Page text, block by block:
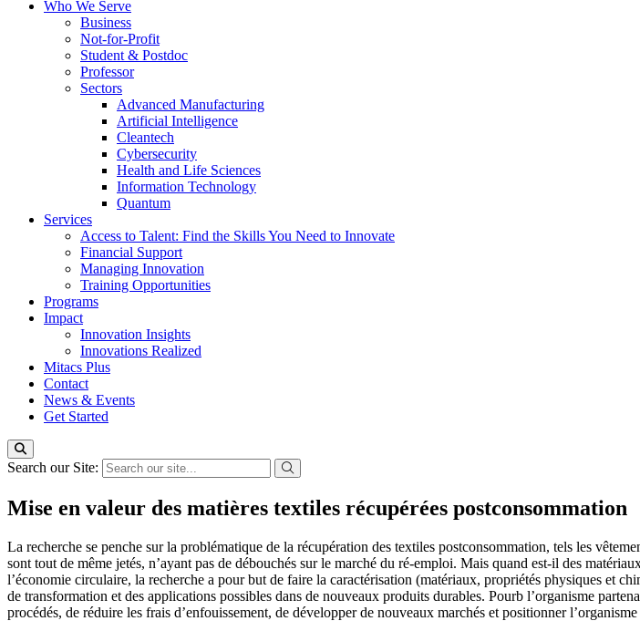
Who We Serve
Business
Not-for-Profit
Student & Postdoc
Professor
Sectors
Advanced Manufacturing
Artificial Intelligence
Cleantech
Cybersecurity
Health and Life Sciences
Information Technology
Quantum
Services
Access to Talent: Find the Skills You Need to Innovate
Financial Support
Managing Innovation
Training Opportunities
Programs
Impact
Innovation Insights
Innovations Realized
Mitacs Plus
Contact
News & Events
Get Started
Search our Site:
Mise en valeur des matières textiles récupérées postconsommation
La recherche se penche sur la problématique de la récupération des textiles postconsommation, tels les
sont tout de même jetés, n’ayant pas de débouchés sur le marché du ré-emploi. Mais quand est-il des
l’économie circulaire, la recherche a pour but de faire la caractérisation (matériaux, propriétés physiques et
de transformation et des applications possibles dans de nouveaux produits durables. Pourb l’organisme
procédés, de réduire les frais d’enfouissement, de développer de nouveaux marchés et positionner